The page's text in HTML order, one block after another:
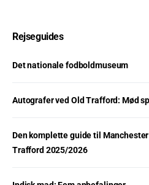
Rejseguides
Det nationale fodboldmuseum
Autografer ved Old Trafford: Mød
Den komplette guide til
Trafford 2025/2026